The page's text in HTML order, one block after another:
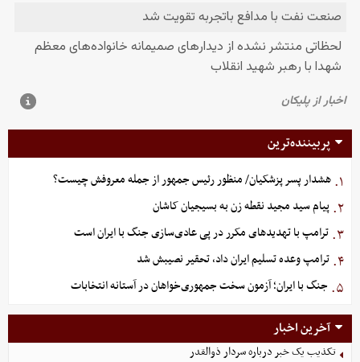
پربیننده‌ترین
۱. هشدار پسر پزشکیان/ منظور رئیس جمهور از جمله معروفش چیست؟
۲. پیام سید مجید نقطه زن به بسیجیان کاشان
۳. ترامپ با تهدیدهای مکرر در پی عادی‌سازی جنگ با ایران است
۴. ترامپ وعده تسلیم ایران داد، تحقیر نصیبش شد
۵. جنگ با ایران؛ آزمون سخت جمهوری‌خواهان در آستانه انتخابات
آخرین اخبار
تکذیب یک خبر درباره سردار ذوالقدر